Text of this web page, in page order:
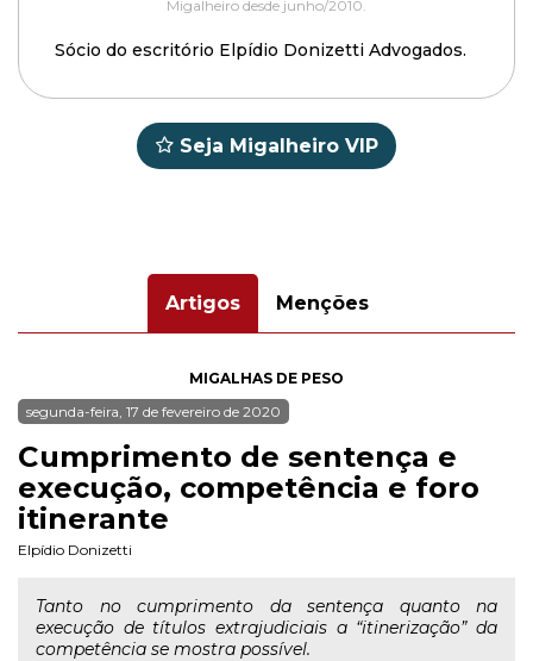
Migalheiro desde junho/2010.
Sócio do escritório Elpídio Donizetti Advogados.
Seja Migalheiro VIP
Artigos Menções
MIGALHAS DE PESO
segunda-feira, 17 de fevereiro de 2020
Cumprimento de sentença e
execução, competência e foro
itinerante
Elpídio Donizetti
Tanto no cumprimento da sentença quanto na
execução de títulos extrajudiciais a “itinerização” da
competência se mostra possível.